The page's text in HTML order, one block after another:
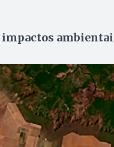
impactos